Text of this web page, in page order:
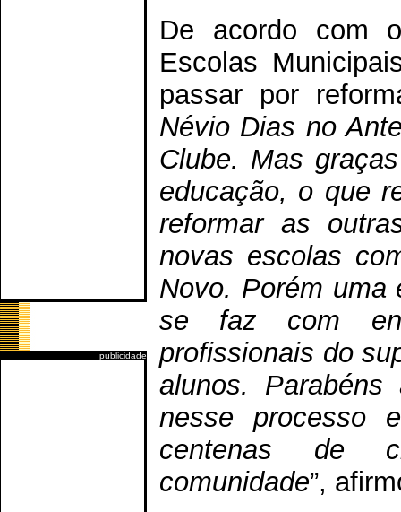
publicidade
De acordo com
Escolas
passar por
Névio Dias no
Clube. Mas
educação, o que
reformar as
novas escolas
Novo. Porém uma
se faz com
profissionais do
alunos.
nesse processo
centenas de
comunidade”,